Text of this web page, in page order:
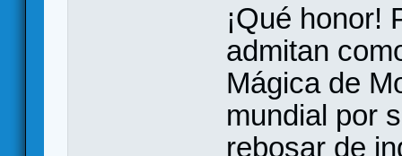
¡Qué honor!
admitan
Mágica de
mundial por
rebosar de